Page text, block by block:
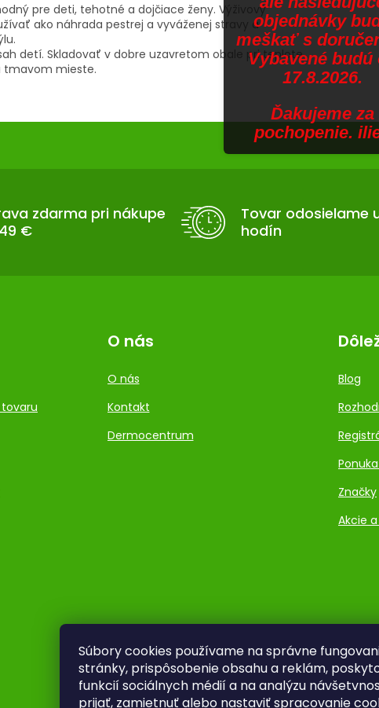
Súbory cookies používame na správne
stránky, prispôsobenie obsahu a reklám,
funkcií sociálnych médií a na analýzu
prijať, zamietnuť alebo nastaviť spracovanie
pre deti, tehotné a dojčiace ženy. Výživový
ako náhrada pestrej a vyváženej stravy a
detí. Skladovať v dobre uzavretom obale pri teplote
tmavom mieste.
zdarma pri nákupe
€
Tovar odosielame
hodín
O nás
O nás
Kontakt
Dermocentrum
Blog
Značky
Akcie
objednávky
meškať s
Vybavené budú
17.8.2026.
Ďakujeme za
pochopenie.